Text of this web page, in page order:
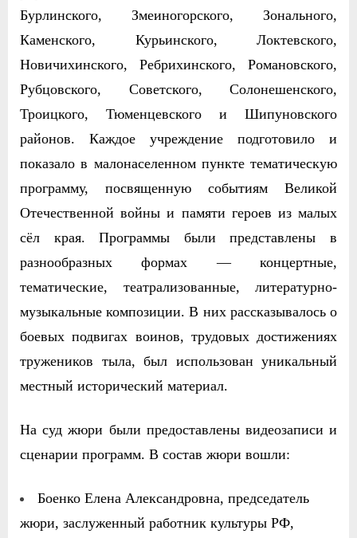
Бурлинского, Змеиногорского, Зонального,
Каменского, Курьинского, Локтевского,
Новичихинского, Ребрихинского, Романовского,
Рубцовского, Советского, Солонешенского,
Троицкого, Тюменцевского и Шипуновского
районов. Каждое учреждение подготовило и
показало в малонаселенном пункте тематическую
программу, посвященную событиям Великой
Отечественной войны и памяти героев из малых
сёл края. Программы были представлены в
разнообразных формах — концертные,
тематические, театрализованные, литературно-
музыкальные композиции. В них рассказывалось о
боевых подвигах воинов, трудовых достижениях
тружеников тыла, был использован уникальный
местный исторический материал.
На суд жюри были предоставлены видеозаписи и
сценарии программ. В состав жюри вошли:
Боенко Елена Александровна, председатель
жюри, заслуженный работник культуры РФ,